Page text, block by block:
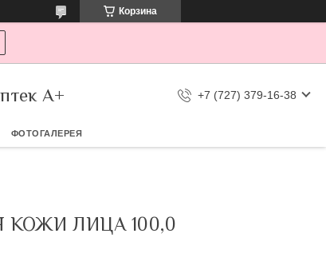
Корзина
А+ +7 (727) 379-16-38
ФОТОГАЛЕРЕЯ
КОЖИ ЛИЦА 100,0